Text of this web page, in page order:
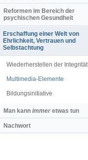
Reformen im Bereich der
psychischen Gesundheit
Erschaffung einer Welt von
Ehrlichkeit, Vertrauen und
Selbstachtung
Wiederherstellen der Integrität
Multimedia-Elemente
Bildungsinitiative
Man kann immer etwas tun
Nachwort